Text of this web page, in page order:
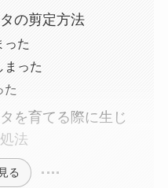
の剪定方法
った
まった
た
を育てる際に生じ
法
る